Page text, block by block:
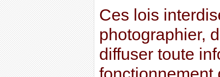
Ces lois
photographier,
diffuser toute